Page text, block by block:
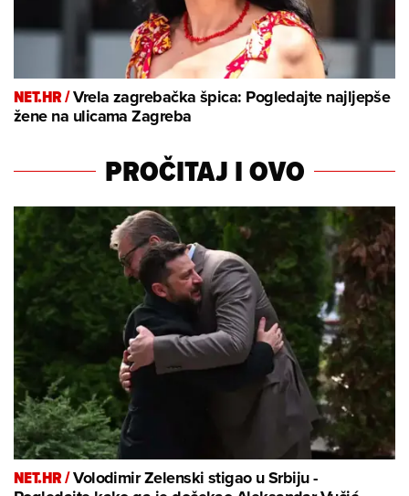
NET.HR /Vrela zagrebačka špica: Pogledajte najljepše
žene na ulicama Zagreba
PROČITAJ I OVO
NET.HR /Volodimir Zelenski stigao u Srbiju -